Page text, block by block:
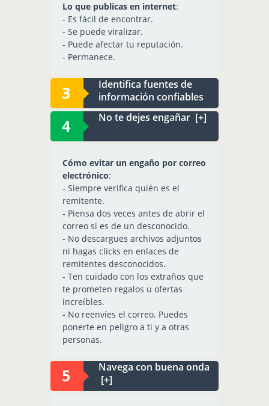
Lo que publicas en internet:
- Es fácil de encontrar.
- Se puede viralizar.
- Puede afectar tu reputación.
- Permanece.
Identifica fuentes de
información confiables
No te dejes engañar [+]
Cómo evitar un engaño por correo
electrónico:
- Siempre verifica quién es el
remitente.
- Piensa dos veces antes de abrir el
correo si es de un desconocido.
- No descargues archivos adjuntos
ni hagas clicks en enlaces de
remitentes desconocidos.
- Ten cuidado con los extraños que
te prometen regalos u ofertas
increíbles.
- No reenvíes el correo. Puedes
ponerte en peligro a ti y a otras
personas.
Navega con buena onda
[+]